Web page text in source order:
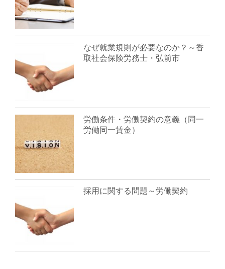
なぜ就業規則が必要なのか？～香
取社会保険労務士・弘前市
労働条件・労働契約の意義（同一
労働同一賃金）
採用に関する問題～労働契約